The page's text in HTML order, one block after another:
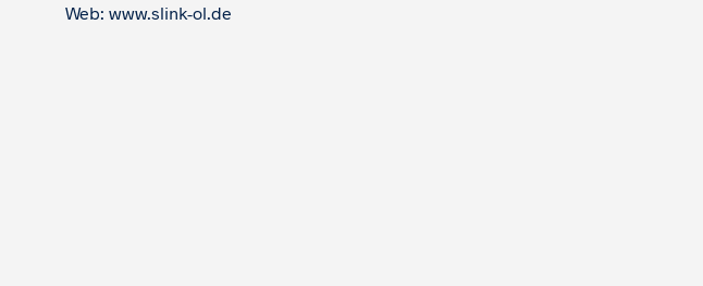
Web: www.slink-ol.de